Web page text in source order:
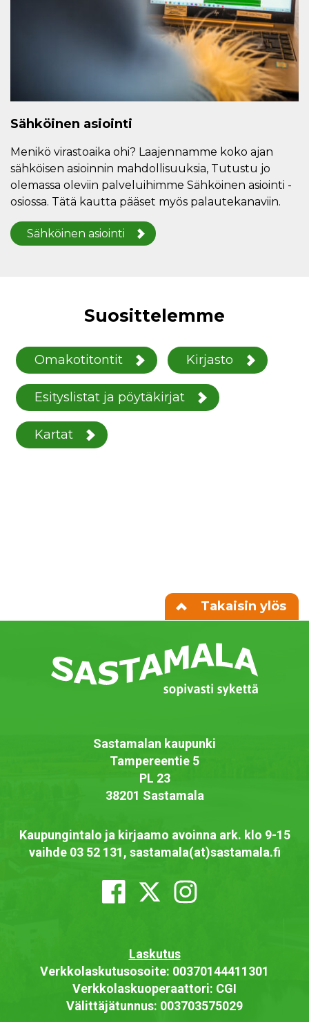
Sähköinen asiointi
Menikö virastoaika ohi? Laajennamme koko ajan
sähköisen asioinnin mahdollisuuksia, Tutustu jo
olemassa oleviin palveluihimme Sähköinen asiointi -
osiossa. Tätä kautta pääset myös palautekanaviin.
Sähköinen asiointi
Suosittelemme
Omakotitontit Kirjasto
Esityslistat ja pöytäkirjat
Kartat
Takaisin ylös
Sastamalan kaupunki
Tampereentie 5
PL 23
38201 Sastamala
Kaupungintalo ja kirjaamo avoinna ark. klo 9-15
vaihde 03 52 131, sastamala(at)sastamala.fi
Laskutus
Verkkolaskutusosoite: 00370144411301
Verkkolaskuoperaattori: CGI
Välittäjätunnus: 003703575029